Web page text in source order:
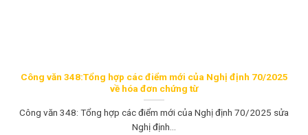
Công văn 348:Tổng hợp các điểm mới của Nghị định 70/2025
về hóa đơn chứng từ
Công văn 348: Tổng hợp các điểm mới của Nghị định 70/2025 sửa
Nghị định...